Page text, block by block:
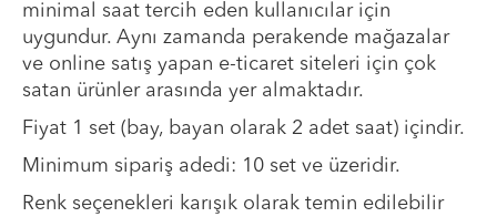
minimal saat tercih eden kullanıcılar için
uygundur. Aynı zamanda perakende mağazalar
ve online satış yapan e-ticaret siteleri için çok
satan ürünler arasında yer almaktadır.
Fiyat 1 set (bay, bayan olarak 2 adet saat) içindir.
Minimum sipariş adedi: 10 set ve üzeridir.
Renk seçenekleri karışık olarak temin edilebilir